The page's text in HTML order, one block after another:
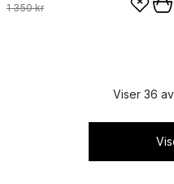
1 350 kr
Viser 36